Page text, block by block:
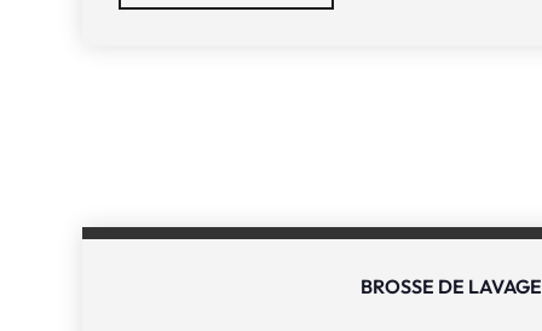
BROSSE DE